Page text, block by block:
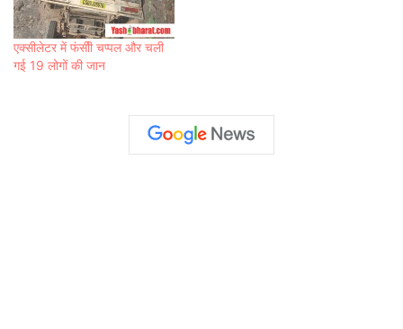
एक्सीलेटर में फंसीी चप्पल और चली
गई 19 लोगों की जान